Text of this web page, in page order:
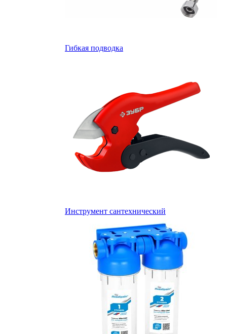
Гибкая подводка
Инструмент сантехнический